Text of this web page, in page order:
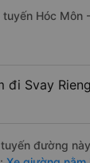
Hóc Môn
đi Svay
đường